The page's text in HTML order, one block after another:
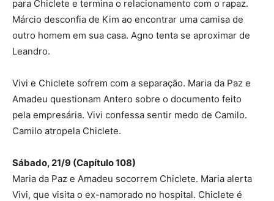
para Chiclete e termina o relacionamento com o rapaz.
Márcio desconfia de Kim ao encontrar uma camisa de
outro homem em sua casa. Agno tenta se aproximar de
Leandro.
Vivi e Chiclete sofrem com a separação. Maria da Paz e
Amadeu questionam Antero sobre o documento feito
pela empresária. Vivi confessa sentir medo de Camilo.
Camilo atropela Chiclete.
Sábado, 21/9 (Capítulo 108)
Maria da Paz e Amadeu socorrem Chiclete. Maria alerta
Vivi, que visita o ex-namorado no hospital. Chiclete é